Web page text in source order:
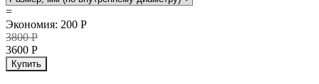
=
Экономия: 200 Р
3800Р
3600 Р
Купить